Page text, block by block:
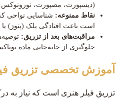
(دیسپورت، مصپورت، نورونوکس
نقاط ممنوعه: شناسایی نواحی
است باعث افتادگی پلک (پتوز)
مراقبت‌های بعد از تزریق:
جلوگیری از جابه‌جایی ماده
آموزش تخصصی تزریق
تزریق فیلر هنری است که نیاز به